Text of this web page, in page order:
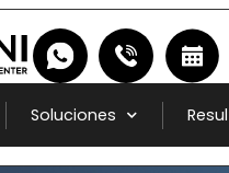
Soluciones